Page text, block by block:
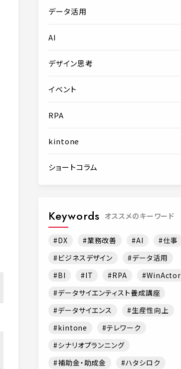
データ活用
AI
デザイン思考
イベント
RPA
kintone
ショートコラム
Keywords オススメのキーワード
DX 業務改善 AI
仕事
ビジネスデザイン
データ活用
BI
IT RPA
WinActor
データサイエンティスト養成講座
データサイエンス
生産性向上
kintone
テレワーク
シナリオプランニング
補助金・助成金
ハタシロク